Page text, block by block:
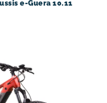
e-Guera 10.11